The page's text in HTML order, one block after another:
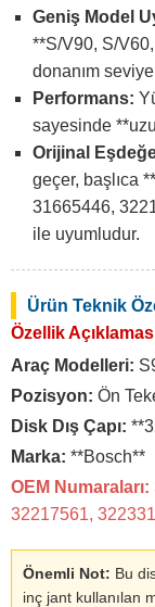
Geniş Model
**S/V90, S/
donanım
Performans:
sayesinde
Orijinal
geçer, başlıca
31665446,
ile uyumludur.
Ürün Teknik
Özellik
Araç Modelleri:
Pozisyon: Ön
Disk Dış Çapı:
Marka: **Bosch**
OEM Numaraları:
32217561,
Önemli Not: Bu
inç jant kullanılan